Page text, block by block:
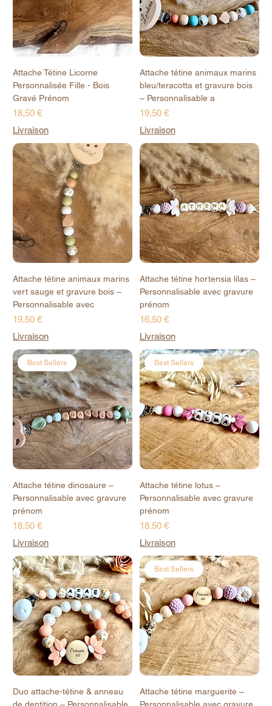
Attache Tétine Licorne
Personnalisée Fille - Bois
Gravé Prénom
Prix
18,50 €
Livraison
Attache tétine animaux marins
bleu/teracotta et gravure bois
– Personnalisable a
Prix
19,50 €
Livraison
Attache tétine animaux marins
vert sauge et gravure bois –
Personnalisable avec
Prix
19,50 €
Livraison
Attache tétine hortensia lilas –
Personnalisable avec gravure
prénom
Prix
16,50 €
Livraison
Best Sellers
Attache tétine dinosaure –
Personnalisable avec gravure
prénom
Prix
18,50 €
Livraison
Best Sellers
Attache tétine lotus –
Personnalisable avec gravure
prénom
Prix
18,50 €
Livraison
Duo attache-tétine & anneau
Best Sellers
Attache tétine marguerite –